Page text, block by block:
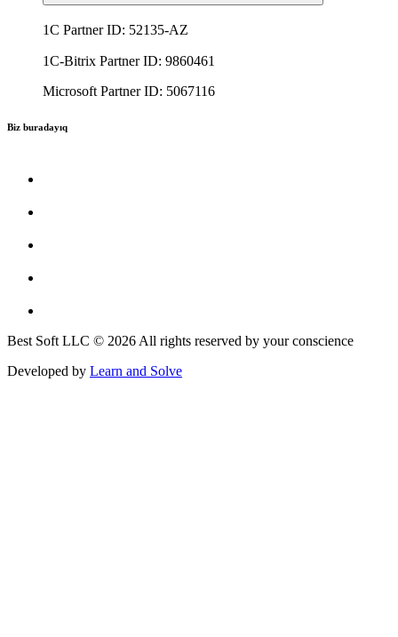
1C Partner ID: 52135-AZ
1C-Bitrix Partner ID: 9860461
Microsoft Partner ID: 5067116
Biz buradayıq
Best Soft LLC © 2026 All rights reserved by your conscience
Developed by Learn and Solve